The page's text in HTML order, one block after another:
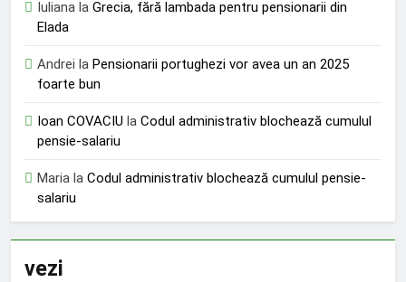
Iuliana la Grecia, fără lambada pentru pensionarii din
Elada
Andrei la Pensionarii portughezi vor avea un an 2025
foarte bun
Ioan COVACIU la Codul administrativ blochează cumulul
pensie-salariu
Maria la Codul administrativ blochează cumulul pensie-
salariu
vezi